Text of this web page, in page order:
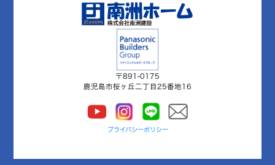
〒891-0175
鹿児島市桜ヶ丘二丁目25番地16
プライバシーポリシー